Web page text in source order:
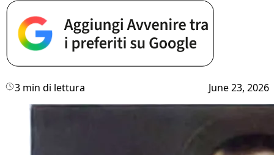
3 min di lettura June 23, 2026